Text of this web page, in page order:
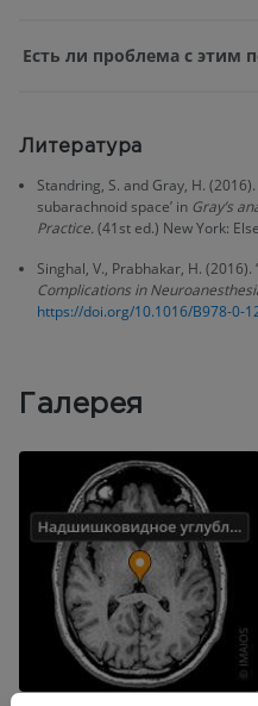
Есть ли проблема с этим
Литература
Standring, S. and Gray, H.
subarachnoid space’ in Gray’s
Practice.(41st ed.) New York:
Singhal, V., Prabhakar, H. (2016).
Complications in
https://doi.org/10.1016/B978-0-
Галерея